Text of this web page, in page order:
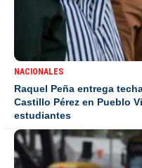
NACIONALES
Raquel Peña entrega
Castillo Pérez en Pueblo
estudiantes